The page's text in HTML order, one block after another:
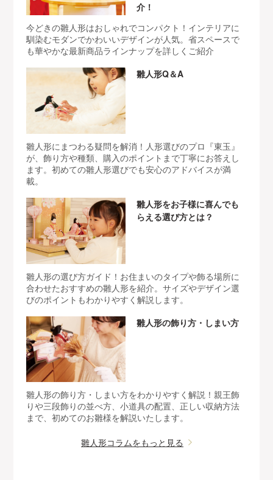
介！
今どきの雛人形はおしゃれでコンパクト！インテリアに
馴染むモダンでかわいいデザインが人気。省スペースで
も華やかな最新商品ラインナップを詳しくご紹介
雛人形Q＆A
雛人形にまつわる疑問を解消！人形選びのプロ『東玉』
が、飾り方や種類、購入のポイントまで丁寧にお答えし
ます。初めての雛人形選びでも安心のアドバイスが満
載。
雛人形をお子様に喜んでも
らえる選び方とは？
雛人形の選び方ガイド！お住まいのタイプや飾る場所に
合わせたおすすめの雛人形を紹介。サイズやデザイン選
びのポイントもわかりやすく解説します。
雛人形の飾り方・しまい方
雛人形の飾り方・しまい方をわかりやすく解説！親王飾
りや三段飾りの並べ方、小道具の配置、正しい収納方法
まで、初めてのお雛様を解説いたします。
雛人形コラムをもっと見る